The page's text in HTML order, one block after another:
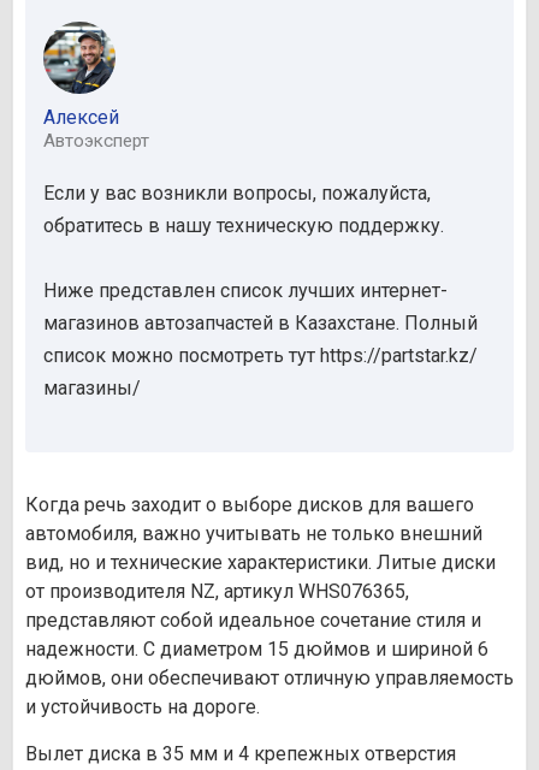
Алексей
Автоэксперт
Если у вас возникли вопросы, пожалуйста,
обратитесь в нашу техническую поддержку.
Ниже представлен список лучших интернет-
магазинов автозапчастей в Казахстане. Полный
список можно посмотреть тут https://partstar.kz/
магазины/
Когда речь заходит о выборе дисков для вашего
автомобиля, важно учитывать не только внешний
вид, но и технические характеристики. Литые диски
от производителя NZ, артикул WHS076365,
представляют собой идеальное сочетание стиля и
надежности. С диаметром 15 дюймов и шириной 6
дюймов, они обеспечивают отличную управляемость
и устойчивость на дороге.
Вылет диска в 35 мм и 4 крепежных отверстия